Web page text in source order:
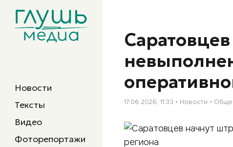
Новости
Тексты
Видео
Фоторепортажи
17.06.2026, 11:33 Новости